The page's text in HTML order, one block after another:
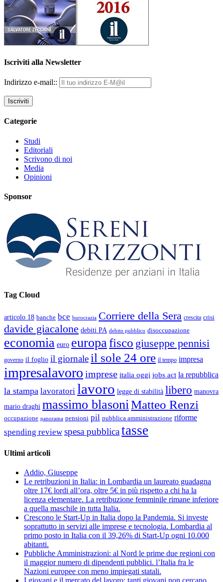
Iscriviti alla Newsletter
Indirizzo e-mail::
Categorie
Studi
Editoriali
Scrivono di noi
Media
Opinioni
Sponsor
Tag Cloud
articolo 18 banche bce burocrazia Corriere della Sera crescita crisi
davide giacalone debiti PA debito pubblico disoccupazione
economia euro europa fisco giuseppe pennisi
governo il foglio il giornale il sole 24 ore il tempo impresa
impresalavoro imprese italia oggi jobs act la repubblica
la stampa lavoratori lavoro legge di stabilità libero manovra
mario draghi massimo blasoni Matteo Renzi
occupazione panorama pensioni pil pubblica amministrazione riforme
spending review spesa pubblicatasse
Ultimi articoli
Addio, Giuseppe
Le retribuzioni in Italia: in Lombardia un laureato guadagna
oltre 17€ lordi all’ora, oltre 5€ in più rispetto a chi ha la
licenza elementare. La retribuzione femminile rimane inferiore
a quella maschile in tutta Italia.
Crescono le Start-Up in Italia dopo la Pandemia. Si investe
soprattutto in servizi alle imprese e tecnologia. Lombardia al
primo posto in Italia con il 39,26% di Start-Up ogni 10.000
abitanti.
Pubbliche Amministrazioni: al Nord le prime due regioni con
il maggior numero di dipendenti pubblici. l’Italia fra le
Nazioni europee con meno impiegati statali.